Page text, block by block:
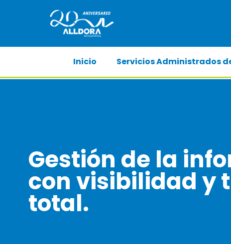
Inicio Servicios Administrados
Gestión de la
con visibilidad y
total.